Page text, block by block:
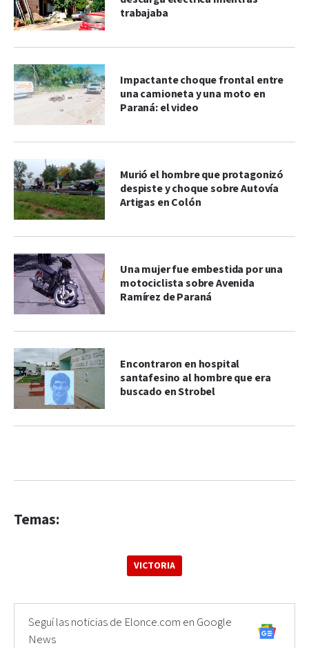
trabajaba
Impactante choque frontal entre
una camioneta y una moto en
Paraná: el video
Murió el hombre que protagonizó
despiste y choque sobre Autovía
Artigas en Colón
Una mujer fue embestida por una
motociclista sobre Avenida
Ramírez de Paraná
Encontraron en hospital
santafesino al hombre que era
buscado en Strobel
Temas:
VICTORIA
Seguí las noticias de Elonce.com en Google
News